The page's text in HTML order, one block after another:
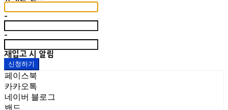
-
-
재입고 시 알림
신청하기
페이스북
카카오톡
네이버 블로그
밴드